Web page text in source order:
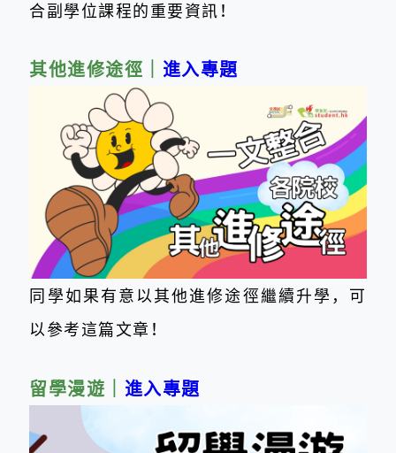
合副學位課程的重要資訊！
其他進修途徑 進入專題
同學如果有意以其他進修途徑繼續升學，可
以參考這篇文章！
留學漫遊 進入專題